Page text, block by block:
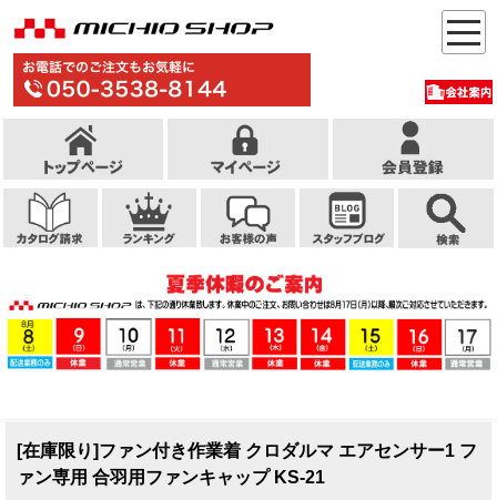
[在庫限り]ファン付き作業着 クロダルマ エアセンサー1 フ
ァン専用 合羽用ファンキャップ KS-21